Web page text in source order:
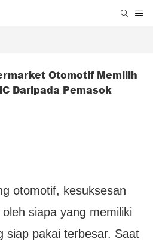
Otomotif Memilih
Daripada Pemasok
otomotif, kesuksesan
siapa yang memiliki
siap pakai terbesar. Saat